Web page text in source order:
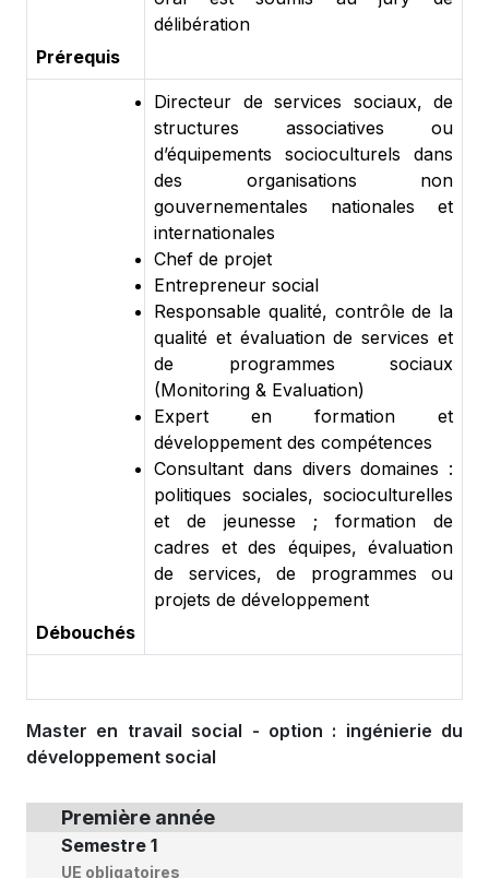
Prérequis
délibération
Débouchés
Directeur de services sociaux, de
structures associatives ou
d’équipements socioculturels dans
des organisations non
gouvernementales nationales et
internationales
Chef de projet
Entrepreneur social
Responsable qualité, contrôle de la
qualité et évaluation de services et
de programmes sociaux
(Monitoring & Evaluation)
Expert en formation et
développement des compétences
Consultant dans divers domaines :
politiques sociales, socioculturelles
et de jeunesse ; formation de
cadres et des équipes, évaluation
de services, de programmes ou
projets de développement
Master en travail social - option : ingénierie du
développement social
Première année
Semestre 1
UE obligatoires